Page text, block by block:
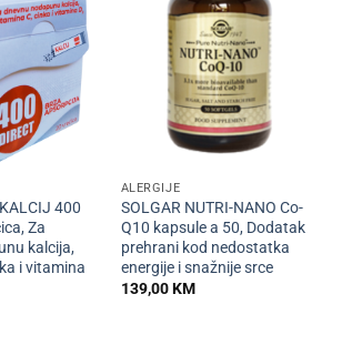
400
Za
kalcija,
i vitamina
ALERGIJE
SOLGAR NUTRI-NANO Co-
Q10 kapsule a 50, Dodatak
prehrani kod nedostatka
energije i snažnije srce
139,00KM